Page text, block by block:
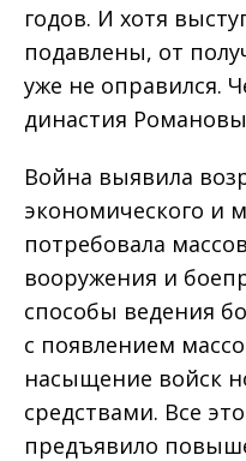
годов. И хотя
подавлены, от
уже не оправился.
династия
Война выявила
экономического и
потребовала
вооружения и
способы ведения
с появлением
насыщение войск
средствами. Все
предъявило